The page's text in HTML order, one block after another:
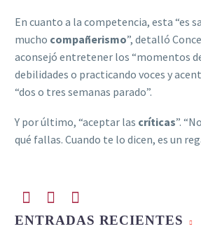
En cuanto a la competencia, esta “es
mucho compañerismo”, detalló
aconsejó entretener los “momentos
debilidades o practicando voces y
“dos o tres semanas parado”.
Y por último, “aceptar las críticas”.
qué fallas. Cuando te lo dicen, es un
ENTRADAS RECIENTES